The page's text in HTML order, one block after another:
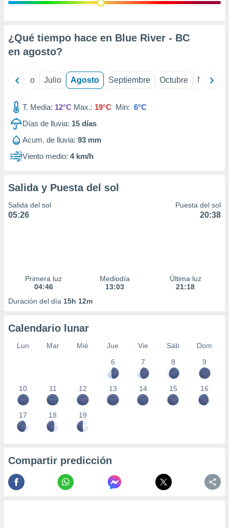
e
mediante
publicidad
de
1199
¿Qué tiempo hace en Blue River - BC
en agosto?
Junio Julio Agosto Septiembre Octubre
T. Media: 12°C Max.: 19°C Min: 6°C
Días de lluvia: 15 días
Acum. de lluvia: 93 mm
Viento medio: 4 km/h
Salida y Puesta del sol
Salida del sol
05:26
Puesta del sol
20:38
Primera luz
04:46
Mediodía
13:03
Última luz
21:18
Duración del día 15h 12m
Calendario lunar
Lun Mar Mié Jue Vie Sáb
Dom
6
7 8 9
10 11 12 13 14 15 16
17 18 19
Compartir predicción